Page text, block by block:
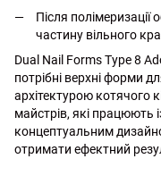
Після полімеризації
частину вільного
Dual Nail Forms Type 8
потрібні верхні форми
архітектурою котячого
майстрів, які працюють
концептуальним
отримати ефектний